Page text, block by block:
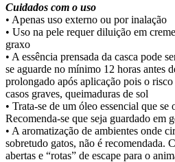
Cuidados com o uso
• Apenas uso externo ou por inalação
• Uso na pele requer diluição em
graxo
• A essência prensada da casca pode
se aguarde no mínimo 12 horas antes
prolongado após aplicação pois o
casos graves, queimaduras de sol
• Trata-se de um óleo essencial que
Recomenda-se que seja guardado em
• A aromatização de ambientes onde
sobretudo gatos, não é recomendada.
abertas e “rotas” de escape para o